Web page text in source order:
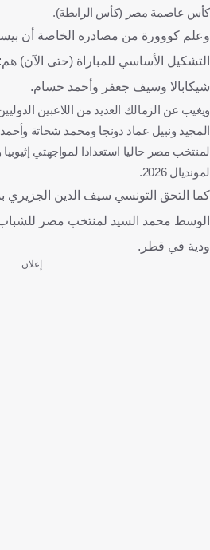
كأس عاصمة مصر (كأس الرابطة).
التشكيل الأساسي للمباراة (حتى الآن)
شيكابالا وسيف جعفر وأحمد حسام.
ويغيب عن الزمالك العديد من اللاعبين
المجيد ونبيل عماد دونجا ومحمد شحاتة
لمنتخب مصر حاليا استعدادا لمواجهتي
لمونديال 2026.
كما التحق التونسي سيف الدين الجزيري
الوسط محمد السيد لمنتخب مصر
ودية في قطر.
إعلان